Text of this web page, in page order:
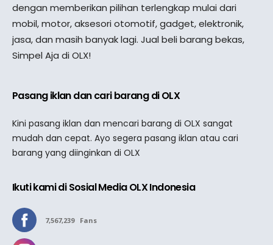
dengan memberikan pilihan terlengkap mulai dari
mobil, motor, aksesori otomotif, gadget, elektronik,
jasa, dan masih banyak lagi. Jual beli barang bekas,
Simpel Aja di OLX!
Pasang iklan dan cari barang di OLX
Kini pasang iklan dan mencari barang di OLX sangat
mudah dan cepat. Ayo segera pasang iklan atau cari
barang yang diinginkan di OLX
Ikuti kami di Sosial Media OLX Indonesia
7,567,239 Fans